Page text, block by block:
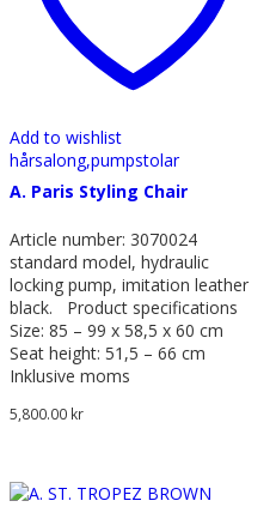
Add to wishlist
hårsalong,pumpstolar
A. Paris Styling Chair
Article number: 3070024
standard model, hydraulic
locking pump, imitation leather
black. Product specifications
Size: 85 – 99 x 58,5 x 60 cm
Seat height: 51,5 – 66 cm
Inklusive moms
5,800.00 kr